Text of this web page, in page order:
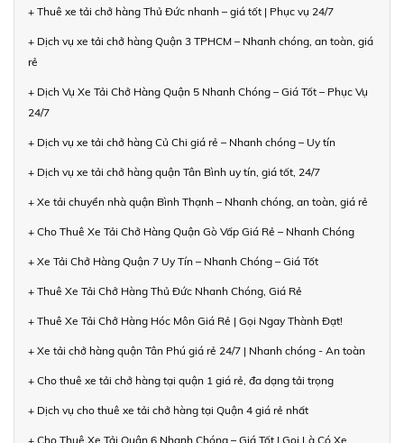
+ Thuê xe tải chở hàng Thủ Đức nhanh – giá tốt | Phục vụ 24/7
+ Dịch vụ xe tải chở hàng Quận 3 TPHCM – Nhanh chóng, an toàn, giá
rẻ
+ Dịch Vụ Xe Tải Chở Hàng Quận 5 Nhanh Chóng – Giá Tốt – Phục Vụ
24/7
+ Dịch vụ xe tải chở hàng Củ Chi giá rẻ – Nhanh chóng – Uy tín
+ Dịch vụ xe tải chở hàng quận Tân Bình uy tín, giá tốt, 24/7
+ Xe tải chuyển nhà quận Bình Thạnh – Nhanh chóng, an toàn, giá rẻ
+ Cho Thuê Xe Tải Chở Hàng Quận Gò Vấp Giá Rẻ – Nhanh Chóng
+ Xe Tải Chở Hàng Quận 7 Uy Tín – Nhanh Chóng – Giá Tốt
+ Thuê Xe Tải Chở Hàng Thủ Đức Nhanh Chóng, Giá Rẻ
+ Thuê Xe Tải Chở Hàng Hóc Môn Giá Rẻ | Gọi Ngay Thành Đạt!
+ Xe tải chở hàng quận Tân Phú giá rẻ 24/7 | Nhanh chóng - An toàn
+ Cho thuê xe tải chở hàng tại quận 1 giá rẻ, đa dạng tải trọng
+ Dịch vụ cho thuê xe tải chở hàng tại Quận 4 giá rẻ nhất
+ Cho Thuê Xe Tải Quận 6 Nhanh Chóng – Giá Tốt | Gọi Là Có Xe